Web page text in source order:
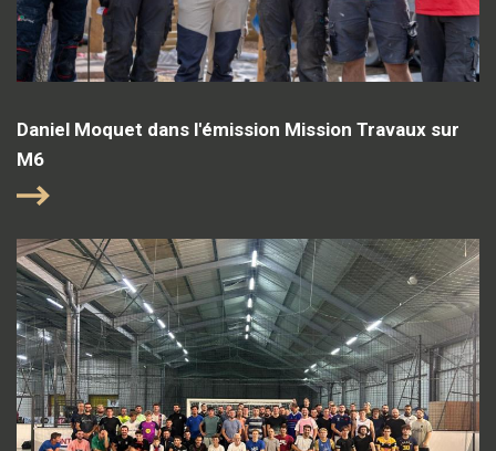
Daniel Moquet dans l'émission Mission Travaux sur
M6